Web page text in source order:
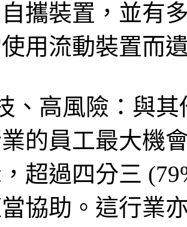
自攜裝置，並有
用流動裝置而
、高風險：與
的員工最大機
超過四分三
協助。這行業